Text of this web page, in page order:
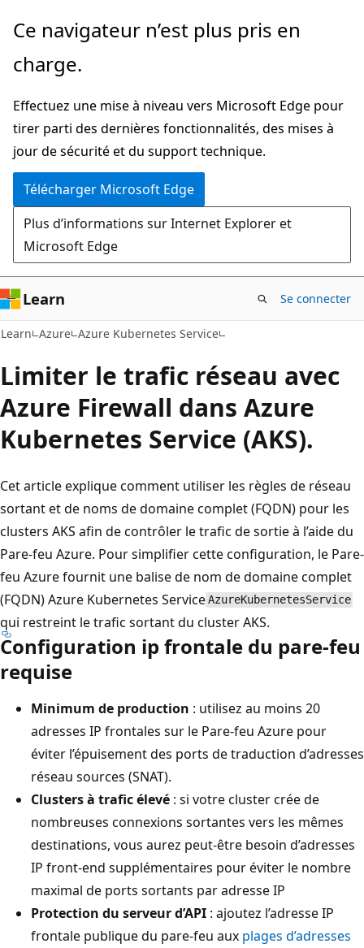
Passer
directement
au
principal
Ce navigateur n’est plus pris en
charge.
Effectuez une mise à niveau vers Microsoft Edge pour
tirer parti des dernières fonctionnalités, des mises à
jour de sécurité et du support technique.
Télécharger Microsoft Edge
Plus d’informations sur Internet Explorer et
Microsoft Edge
Learn Se connecter
Learn Azure Azure Kubernetes Service
Limiter le trafic réseau avec
Azure Firewall dans Azure
Kubernetes Service (AKS).
Cet article explique comment utiliser les règles de réseau
sortant et de noms de domaine complet (FQDN) pour les
clusters AKS afin de contrôler le trafic de sortie à l’aide du
Pare-feu Azure. Pour simplifier cette configuration, le Pare-
feu Azure fournit une balise de nom de domaine complet
(FQDN) Azure Kubernetes ServiceAzureKubernetesService
qui restreint le trafic sortant du cluster AKS.
Configuration ip frontale du pare-feu
requise
Minimum de production : utilisez au moins 20
adresses IP frontales sur le Pare-feu Azure pour
éviter l’épuisement des ports de traduction d’adresses
réseau sources (SNAT).
Clusters à trafic élevé : si votre cluster crée de
nombreuses connexions sortantes vers les mêmes
destinations, vous aurez peut-être besoin d’adresses
IP front-end supplémentaires pour éviter le nombre
maximal de ports sortants par adresse IP
Protection du serveur d’API : ajoutez l’adresse IP
frontale publique du pare-feu aux plages d’adresses